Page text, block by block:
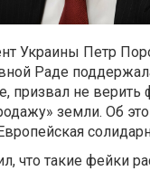
Украины Петр
Раде
призвал не верить
земли. Об
что такие фейки